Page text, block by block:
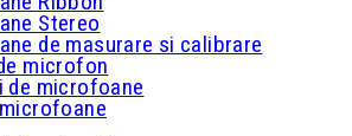
Stereo
de masurare si calibrare
microfon
de microfoane